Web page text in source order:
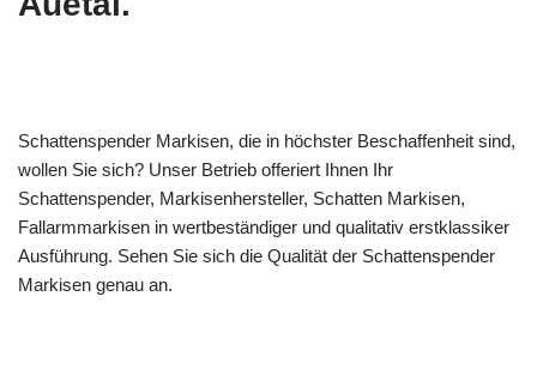
Schattenspender Markisen, die in höchster Beschaffenheit sind,
wollen Sie sich? Unser Betrieb offeriert Ihnen Ihr
Schattenspender, Markisenhersteller, Schatten Markisen,
Fallarmmarkisen in wertbeständiger und qualitativ erstklassiker
Ausführung. Sehen Sie sich die Qualität der Schattenspender
Markisen genau an.